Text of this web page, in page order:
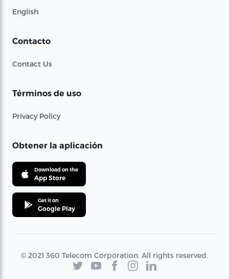
English
Contacto
Contact Us
Términos de uso
Privacy Policy
Obtener la aplicación
Download on the
App Store
Get it on
Google Play
© 2021 360 Telecom Corporation. All rights reserved.